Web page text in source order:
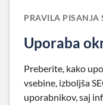
PRAVILA PISANJA
Uporaba
Preberite, kako
vsebine, izboljša
uporabnikov, saj